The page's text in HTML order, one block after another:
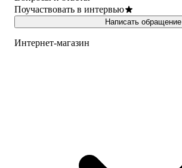
Поучаствовать в интервью
Написать обращение
Интернет-магазин